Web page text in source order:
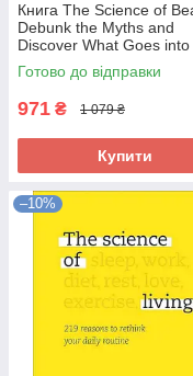
Книга The Science of
Debunk the Myths and
Discover What Goes into
Beauty Routine 286847
Готово до відправки
971 ₴ 1 079 ₴
Купити
–10%